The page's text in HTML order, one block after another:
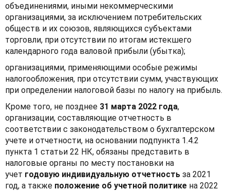
объединениями, иными некоммерческими
организациями, за исключением потребительских
обществ и их союзов, являющихся субъектами
торговли, при отсутствии по итогам истекшего
календарного года валовой прибыли (убытка);
организациями, применяющими особые режимы
налогообложения, при отсутствии сумм, участвующих
при определении налоговой базы по налогу на прибыль.
Кроме того, не позднее 31 марта 2022 года,
организации, составляющие отчетность в
соответствии с законодательством о бухгалтерском
учете и отчетности, на основании подпункта 1.4.2
пункта 1 статьи 22 НК, обязаны представить в
налоговые органы по месту постановки на
учет годовую индивидуальную отчетность за 2021
год, а также положение об учетной политике на 2022